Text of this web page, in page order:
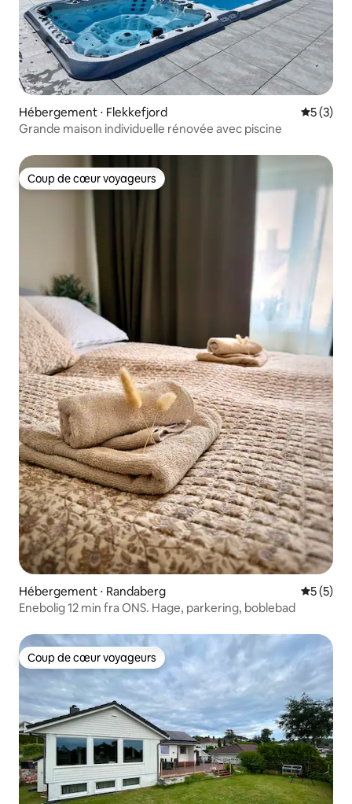
Hébergement ⋅ Flekkefjord
5 (3)
Grande maison individuelle rénovée avec piscine
Coup de cœur voyageurs
Coup de cœur voyageurs
Hébergement ⋅ Randaberg
5 (5)
Enebolig 12 min fra ONS. Hage, parkering, boblebad
Coup de cœur voyageurs
Coup de cœur voyageurs